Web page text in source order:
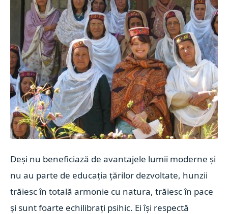
Deși nu beneficiază de avantajele lumii moderne și
nu au parte de educația țărilor dezvoltate, hunzii
trăiesc în totală armonie cu natura, trăiesc în pace
și sunt foarte echilibrați psihic. Ei își respectă